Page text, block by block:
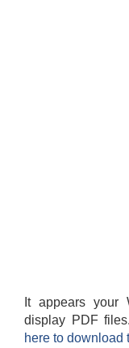
It appears your
display PDF
here to download